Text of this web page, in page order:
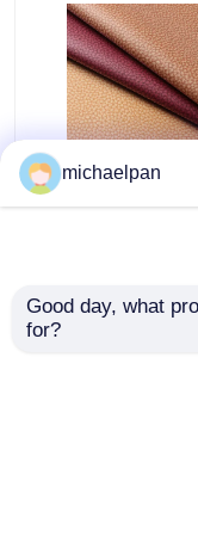
Λιττσι δερμάτινο
ύφασμα 1.2mm
δερμάτινο
michaelpan
Good day, what
for?